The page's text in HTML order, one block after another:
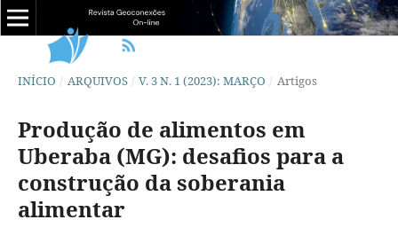
INÍCIO / ARQUIVOS / V. 3 N. 1 (2023): MARÇO / Artigos
Produção de alimentos em
Uberaba (MG): desafios para a
construção da soberania
alimentar